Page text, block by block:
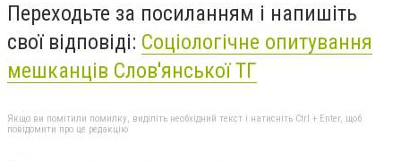
Переходьте за посиланням і напишіть
свої відповіді: Соціологічне опитування
мешканців Слов'янської ТГ
Якщо ви помітили помилку, виділіть необхідний текст і натисніть Ctrl + Enter, щоб
повідомити про це редакцію